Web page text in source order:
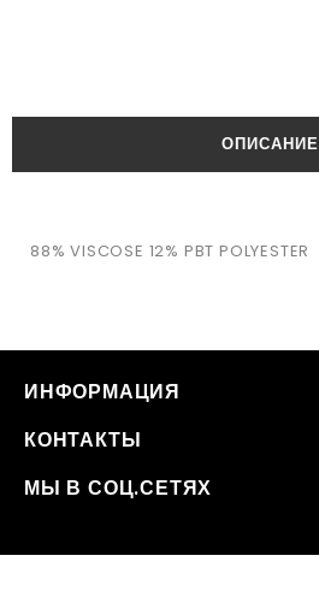
ОПИСАНИЕ
88% VISCOSE 12% PBT POLYESTER
ИНФОРМАЦИЯ
КОНТАКТЫ
МЫ В СОЦ.СЕТЯХ